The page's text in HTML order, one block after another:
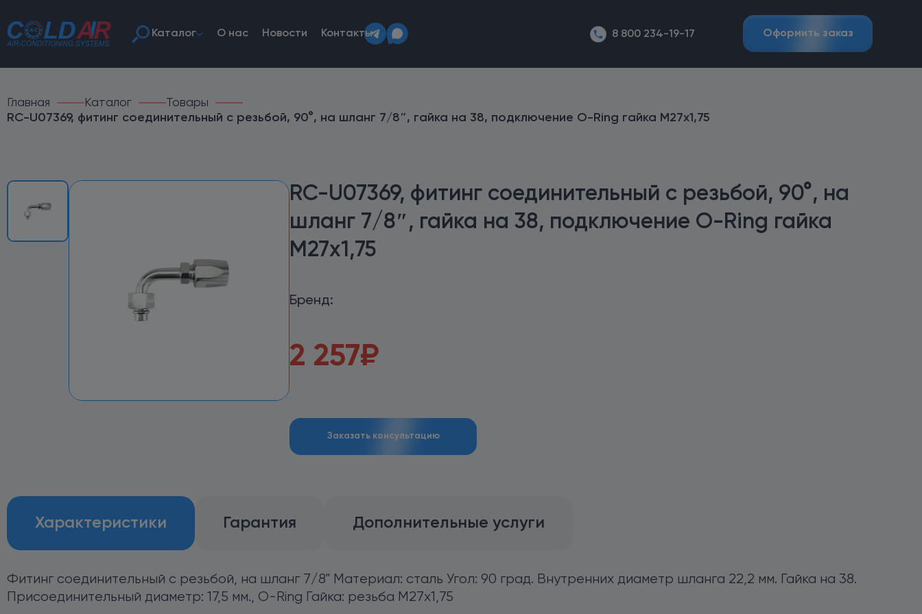
Каталог О нас Новости Контакты 8 800 234-19-17 Оформить заказ
Главная Каталог
Товары
RC-U07369, фитинг соединительный с резьбой, 90°, на шланг 7/8″, гайка на 38, подключение O-Ring гайка М27х1,75
RC-U07369, фитинг соединительный с резьбой, 90°, на
шланг 7/8″, гайка на 38, подключение O-Ring гайка
М27х1,75
Бренд:
2 257₽
Заказать консультацию
Характеристики Гарантия Дополнительные услуги
Фитинг соединительный с резьбой, на шланг 7/8" Материал: сталь Угол: 90 град. Внутренних диаметр шланга 22,2 мм. Гайка на 38.
Присоединительный диаметр: 17,5 мм., O-Ring Гайка: резьба М27х1,75